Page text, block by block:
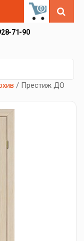
0
71-90
/ Престиж ДО